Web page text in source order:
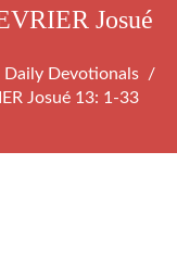
Josué
Daily Devotionals
Josué 13: 1-33